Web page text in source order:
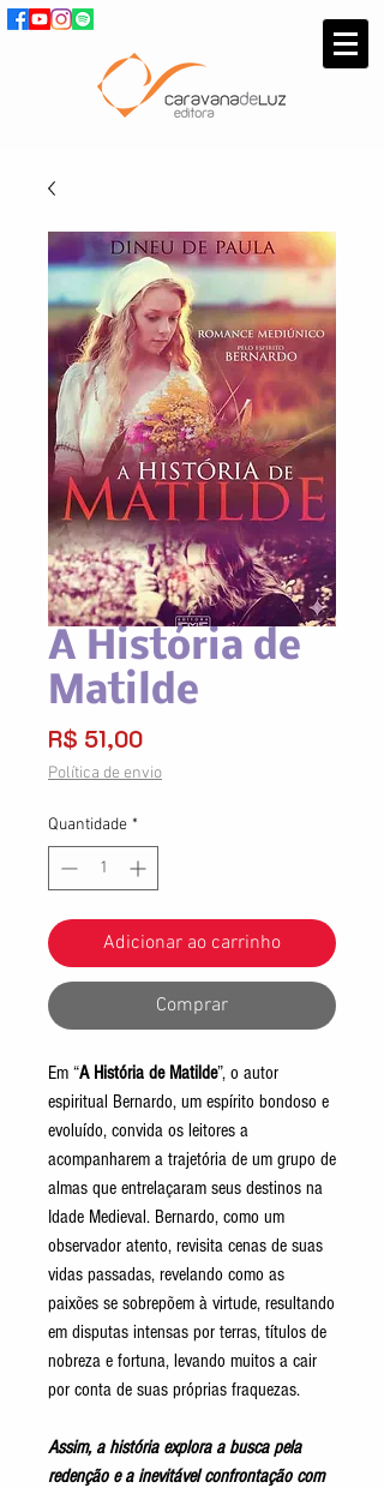
A História de
Matilde
R$ 51,00Preço
Política de envio
Quantidade *
Adicionar ao carrinho
Comprar
Em “A História de Matilde”, o autor
espiritual Bernardo, um espírito bondoso e
evoluído, convida os leitores a
acompanharem a trajetória de um grupo de
almas que entrelaçaram seus destinos na
Idade Medieval. Bernardo, como um
observador atento, revisita cenas de suas
vidas passadas, revelando como as
paixões se sobrepõem à virtude, resultando
em disputas intensas por terras, títulos de
nobreza e fortuna, levando muitos a cair
por conta de suas próprias fraquezas.
Assim, a história explora a busca pela
redenção e a inevitável confrontação com